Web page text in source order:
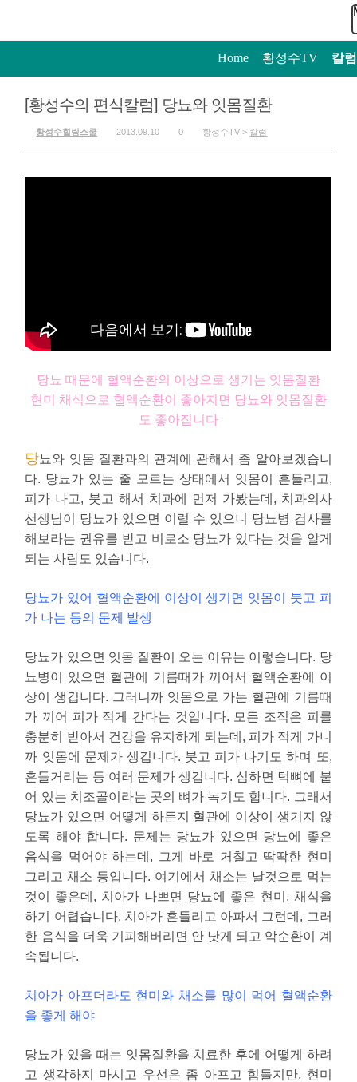
Home 황성수TV 칼럼
[황성수의 편식칼럼] 당뇨와 잇몸질환
황성수힐링스쿨 2013.09.10 0 황성수TV > 칼럼
당뇨 때문에 혈액순환의 이상으로 생기는 잇몸질환
현미 채식으로 혈액순환이 좋아지면 당뇨와 잇몸질환
도 좋아집니다
당뇨와 잇몸 질환과의 관계에 관해서 좀 알아보겠습니
다. 당뇨가 있는 줄 모르는 상태에서 잇몸이 흔들리고,
피가 나고, 붓고 해서 치과에 먼저 가봤는데, 치과의사
선생님이 당뇨가 있으면 이럴 수 있으니 당뇨병 검사를
해보라는 권유를 받고 비로소 당뇨가 있다는 것을 알게
되는 사람도 있습니다.
당뇨가 있어 혈액순환에 이상이 생기면 잇몸이 붓고 피
가 나는 등의 문제 발생
당뇨가 있으면 잇몸 질환이 오는 이유는 이렇습니다. 당
뇨병이 있으면 혈관에 기름때가 끼어서 혈액순환에 이
상이 생깁니다. 그러니까 잇몸으로 가는 혈관에 기름때
가 끼어 피가 적게 간다는 것입니다. 모든 조직은 피를
충분히 받아서 건강을 유지하게 되는데, 피가 적게 가니
까 잇몸에 문제가 생깁니다. 붓고 피가 나기도 하며 또,
흔들거리는 등 여러 문제가 생깁니다. 심하면 턱뼈에 붙
어 있는 치조골이라는 곳의 뼈가 녹기도 합니다. 그래서
당뇨가 있으면 어떻게 하든지 혈관에 이상이 생기지 않
도록 해야 합니다. 문제는 당뇨가 있으면 당뇨에 좋은
음식을 먹어야 하는데, 그게 바로 거칠고 딱딱한 현미
그리고 채소 등입니다. 여기에서 채소는 날것으로 먹는
것이 좋은데, 치아가 나쁘면 당뇨에 좋은 현미, 채식을
하기 어렵습니다. 치아가 흔들리고 아파서 그런데, 그러
한 음식을 더욱 기피해버리면 안 낫게 되고 악순환이 계
속됩니다.
치아가 아프더라도 현미와 채소를 많이 먹어 혈액순환
을 좋게 해야
당뇨가 있을 때는 잇몸질환을 치료한 후에 어떻게 하려
고 생각하지 마시고 우선은 좀 아프고 힘들지만, 현미